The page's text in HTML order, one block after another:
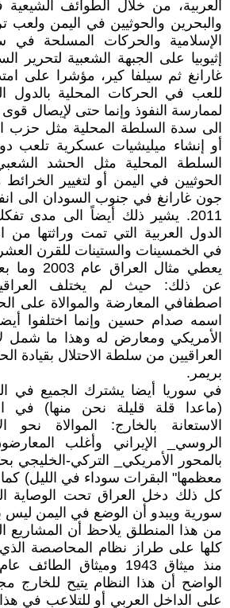
العربية، من خلال الطوائف الشيعية
والبحرين والحوثيين في اليمن ولعب
الإسلامية والحركات المسلحة في
إثيوبيا على الجبهة الشعبية لتحرير
غارانغ ثم سيلفا كير، مؤشرا على
للعب في الحركات المحلية بالدول
لممارسة النفوذ وإنما حتى لإيصال قوى
الى سدة السلطة المحلية مثل حزب
أو إنشاء ميليشيات عسكرية تلعب
السلطة المحلية مثل الحشد
الحوثيين في اليمن أو لتغيير
جون غارانغ في جنوب السودان الى
2011. يشير ذلك أيضاً الى مدى
الدول العربية التي تمت وراثتها من
في الخمسينات والستينات للقرن
يعطي مثال
عن ذلك: حيث لم يختلف
اصطفافي المعارضة والموالاة على
اسمه صدام حسين وإنما اختلفوا
الأمريكي ومعارض له وهذا ما شمل
العراقيين من سلطة الاحتلال بقيادة
بريمر.
في سوريا أيضا يشترك الجميع في
(ماعدا قلة قليلة نحن منها) في
الاستعانة بالخارج: الموالاة نحو
الروسي_ الإيراني وأغلب
بالمحور الأمريكي_ التركي-الخليجي
معظمها" البقرات سوداء في الليل) كما
كل ذلك دخل العراق تحت الوصاية
سورية ويبدو أن الوضع في اليمن ليس
من هذا المنطلق يلاحظ أن المشاريع
كلها على طراز نظام المحاصصة الذي
الواضح أن هذا النظام يتيح للخارج
على الداخل العربي أو للتلاعب في